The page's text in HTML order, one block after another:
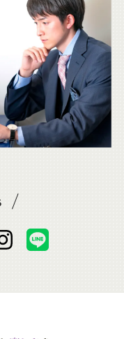
をフォロー
オ